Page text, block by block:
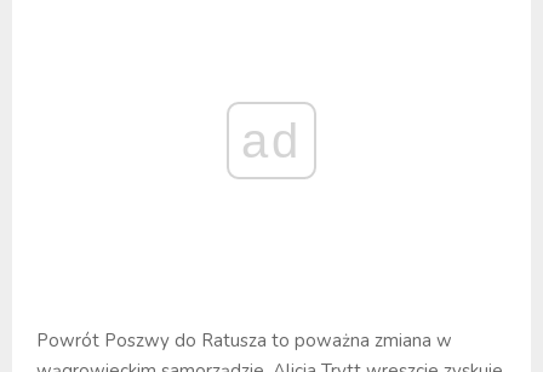
ad
Powrót Poszwy do Ratusza to poważna zmiana w